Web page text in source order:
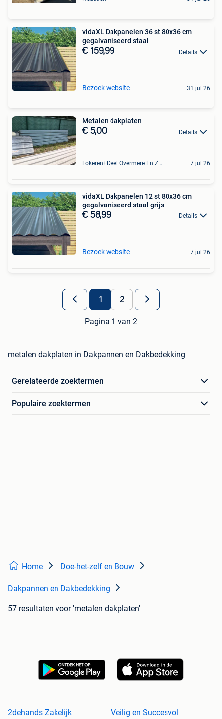
vidaXL Dakpanelen 36 st 80x36 cm
gegalvaniseerd staal
€ 159,99 Details
Bezoek website 31 jul 26
Metalen dakplaten
€ 5,00 Details
Lokeren+Deel Overmere En Zele 7 jul 26
vidaXL Dakpanelen 12 st 80x36 cm
gegalvaniseerd staal grijs
€ 58,99 Details
Bezoek website 7 jul 26
1 2
Pagina 1 van 2
metalen dakplaten in Dakpannen en Dakbedekking
Gerelateerde zoektermen
Populaire zoektermen
Home Doe-het-zelf en Bouw
Dakpannen en Dakbedekking
57 resultaten voor 'metalen dakplaten'
2dehands Zakelijk Veilig en Succesvol